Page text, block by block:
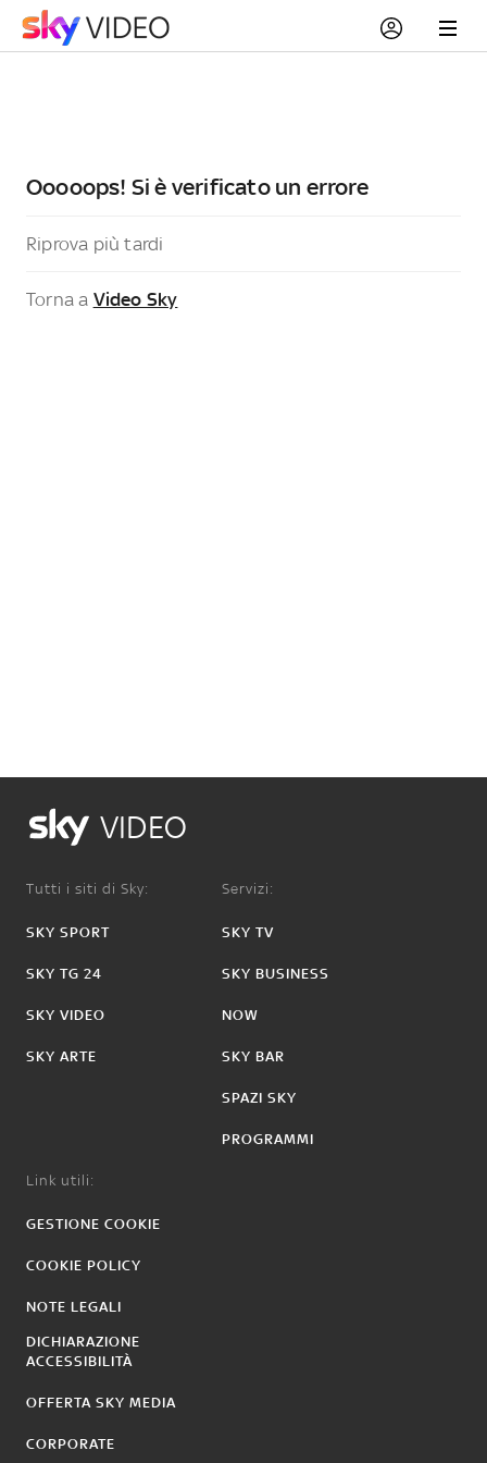
Ooooops! Si è verificato un errore
Riprova più tardi
Torna a Video Sky
VIDEO
Tutti i siti di Sky:
SKY SPORT
SKY TG 24
SKY VIDEO
SKY ARTE
Servizi:
SKY TV
SKY BUSINESS
NOW
SKY BAR
SPAZI SKY
PROGRAMMI
Link utili:
GESTIONE COOKIE
COOKIE POLICY
NOTE LEGALI
DICHIARAZIONE
ACCESSIBILITÀ
OFFERTA SKY MEDIA
CORPORATE